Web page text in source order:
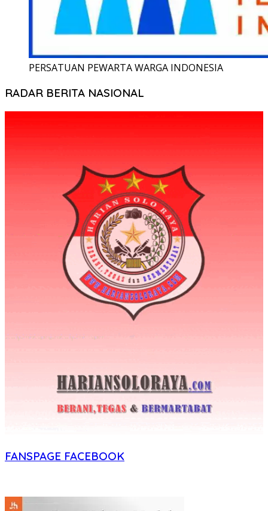
PERSATUAN PEWARTA WARGA INDONESIA
RADAR BERITA NASIONAL
FANSPAGE FACEBOOK